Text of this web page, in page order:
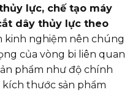
lực, chế tạo máy
dây thủy lực theo
kinh nghiệm nên chúng
của vòng bi liên quan
phẩm như độ chính
kích thước sản phẩm